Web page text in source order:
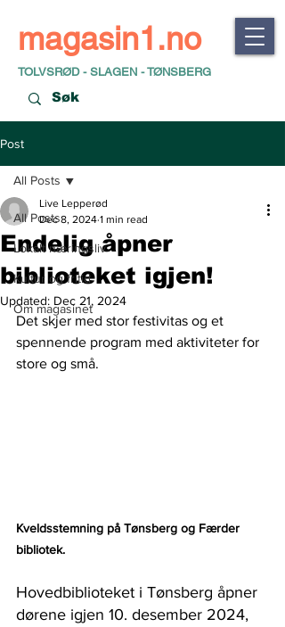
magasin1.no
TOLVSRØD - SLAGEN - TØNSBERG
Post
All Posts
Lokalt næringsliv
Kultur og fritid
Om magasinet
All Posts
Endelig åpner
biblioteket igjen!
Live Lepperød
Dec 8, 2024 1 min read
Updated: Dec 21, 2024
Det skjer med stor festivitas og et
spennende program med aktiviteter for
store og små.
Kveldsstemning på Tønsberg og Færder
bibliotek.
Hovedbiblioteket i Tønsberg åpner
dørene igjen 10. desember 2024,